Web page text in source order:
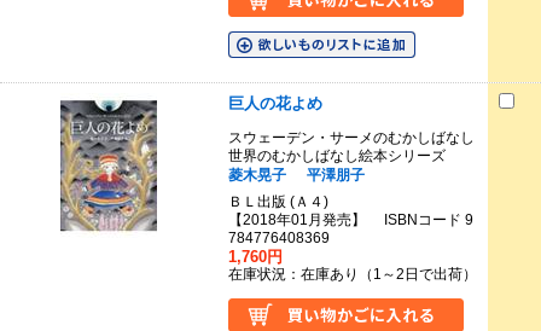
巨人の花よめ
スウェーデン・サーメのむかしばなし
世界のむかしばなし絵本シリーズ
菱木晃子
平澤朋子
ＢＬ出版 (Ａ４)
【2018年01月発売】 ISBNコード 9
784776408369
1,760円
在庫状況：在庫あり（1～2日で出荷）